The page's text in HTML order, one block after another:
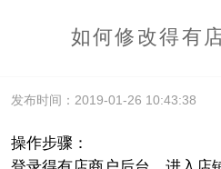
如何修改得有
发布时间：2019-01-26 10:43:38
操作步骤：